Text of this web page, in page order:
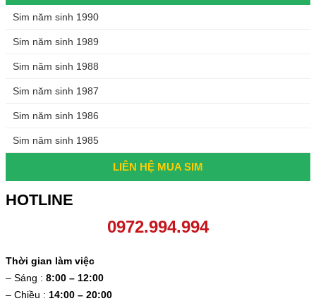
Sim năm sinh 1990
Sim năm sinh 1989
Sim năm sinh 1988
Sim năm sinh 1987
Sim năm sinh 1986
Sim năm sinh 1985
LIÊN HỆ MUA SIM
HOTLINE
0972.994.994
Thời gian làm việc
– Sáng : 8:00 – 12:00
– Chiều : 14:00 – 20:00